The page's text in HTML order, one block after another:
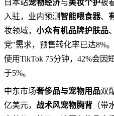
日本站宠物经济与美妆个护被
入驻，业内预测智能喂食器、
妆领域， 小众有机品牌护肤品、
党"需求，预售转化率已达8%
使用TikTok 75分钟，42%会因
于5%。
中东市场奢侈品与宠物用品双
亿美元， 战术风宠物胸背 （带